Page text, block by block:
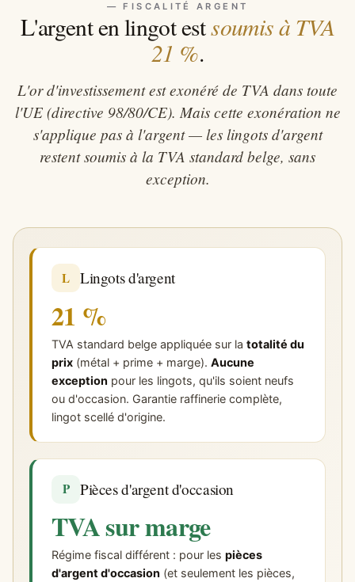
— FISCALITÉ ARGENT
L'argent en lingot estsoumis à TVA
21 %.
L'or d'investissement est exonéré de TVA dans toute
l'UE (directive 98/80/CE). Mais cette exonération ne
s'applique pas à l'argent — les lingots d'argent
restent soumis à la TVA standard belge, sans
exception.
L Lingots d'argent
21 %
TVA standard belge appliquée sur la totalité du
prix (métal + prime + marge). Aucune
exception pour les lingots, qu'ils soient neufs
ou d'occasion. Garantie raffinerie complète,
lingot scellé d'origine.
P Pièces d'argent d'occasion
TVA sur marge
Régime fiscal différent : pour les pièces
d'argent d'occasion (et seulement les pièces,